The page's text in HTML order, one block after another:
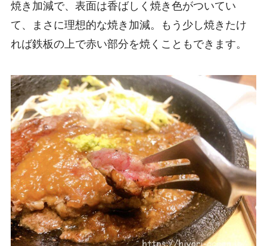
焼き加減で、表面は香ばしく焼き色がついてい
て、まさに理想的な焼き加減。もう少し焼きたけ
れば鉄板の上で赤い部分を焼くこともできます。